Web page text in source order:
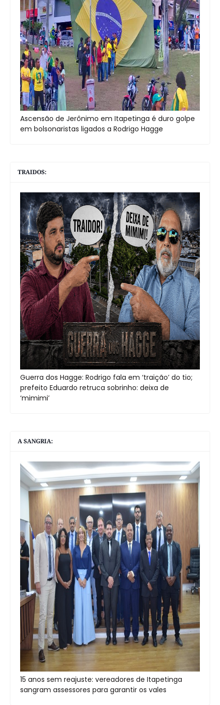
Ascensão de Jerônimo em Itapetinga é duro golpe
em bolsonaristas ligados a Rodrigo Hagge
TRAIDOS:
Guerra dos Hagge: Rodrigo fala em ‘traição’ do tio;
prefeito Eduardo retruca sobrinho: deixa de
‘mimimi’
A SANGRIA:
15 anos sem reajuste: vereadores de Itapetinga
sangram assessores para garantir os vales